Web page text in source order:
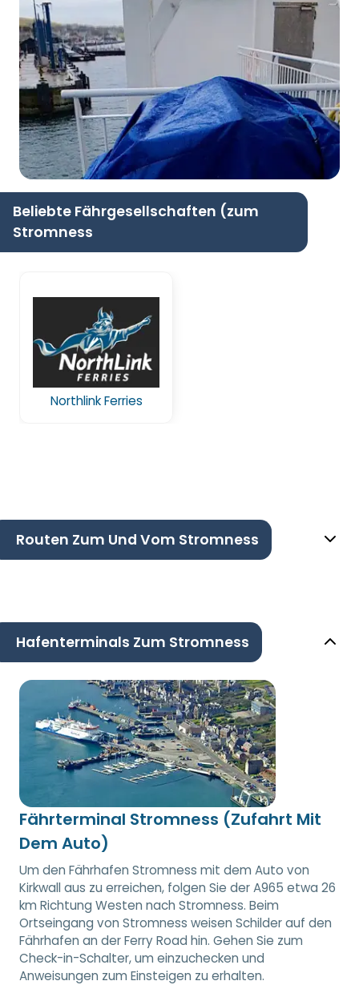
Beliebte Fährgesellschaften (zum
Stromness
Northlink Ferries
Routen Zum Und Vom Stromness
Hafenterminals Zum Stromness
Fährterminal Stromness (Zufahrt Mit
Dem Auto)
Um den Fährhafen Stromness mit dem Auto von
Kirkwall aus zu erreichen, folgen Sie der A965 etwa 26
km Richtung Westen nach Stromness. Beim
Ortseingang von Stromness weisen Schilder auf den
Fährhafen an der Ferry Road hin. Gehen Sie zum
Check-in-Schalter, um einzuchecken und
Anweisungen zum Einsteigen zu erhalten.